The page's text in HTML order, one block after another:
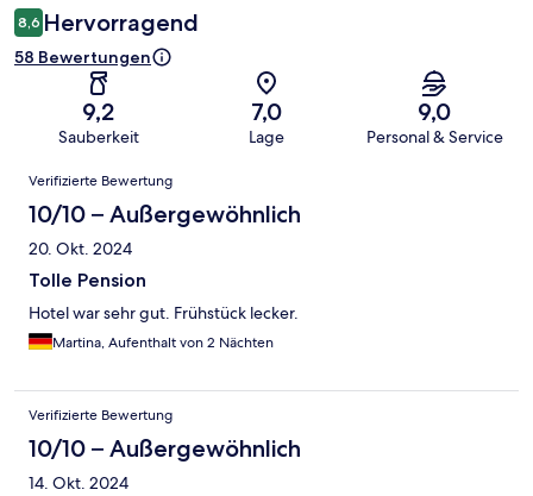
8,6 Hervorragend
58 Bewertungen
9,2
Sauberkeit
7,0
Lage
9,0
Personal & Service
Bewertungen
Verifizierte Bewertung
10/10 – Außergewöhnlich
20. Okt. 2024
Tolle Pension
Hotel war sehr gut. Frühstück lecker.
Martina, Aufenthalt von 2 Nächten
Verifizierte Bewertung
10/10 – Außergewöhnlich
14. Okt. 2024